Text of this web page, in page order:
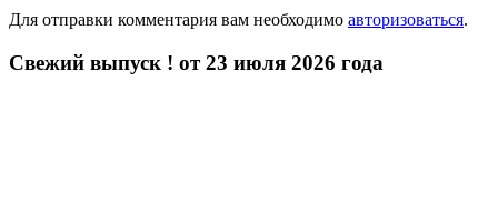
Для отправки комментария вам необходимо авторизоваться.
Свежий выпуск ! от 23 июля 2026 года